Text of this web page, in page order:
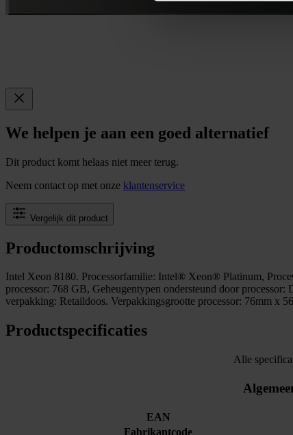
We helpen je aan een goed alternatief
Dit product komt helaas niet meer terug.
Neem contact op met onze klantenservice
Vergelijk dit product
Productomschrijving
Intel Xeon 8180. Processorfamilie: Intel® Xeon® Platinum,
processor: 768 GB, Geheugentypen ondersteund door
verpakking: Retaildoos. Verpakkingsgrootte processor: 76mm x
Productspecificaties
Alle
EAN
Fabrikantcode